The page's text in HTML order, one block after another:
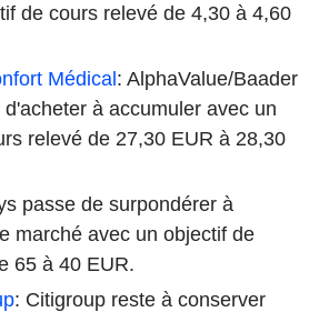
de cours relevé de 4,30 à 4,60
Médical: AlphaValue/Baader
à accumuler avec un
relevé de 27,30 EUR à 28,30
passe de surpondérer à
marché avec un objectif de
65 à 40 EUR.
: Citigroup reste à conserver